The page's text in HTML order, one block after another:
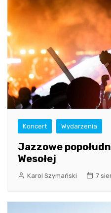
Koncert Wydarzenia
Jazzowe
Wesołej
Karol Szymański 7